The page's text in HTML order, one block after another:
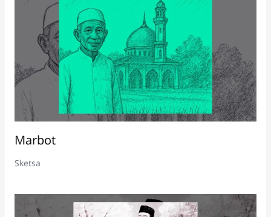
Marbot
Sketsa